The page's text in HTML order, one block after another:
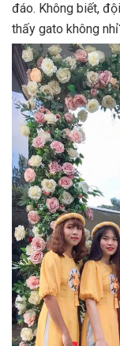
đáo. Không biết,
thấy gato không